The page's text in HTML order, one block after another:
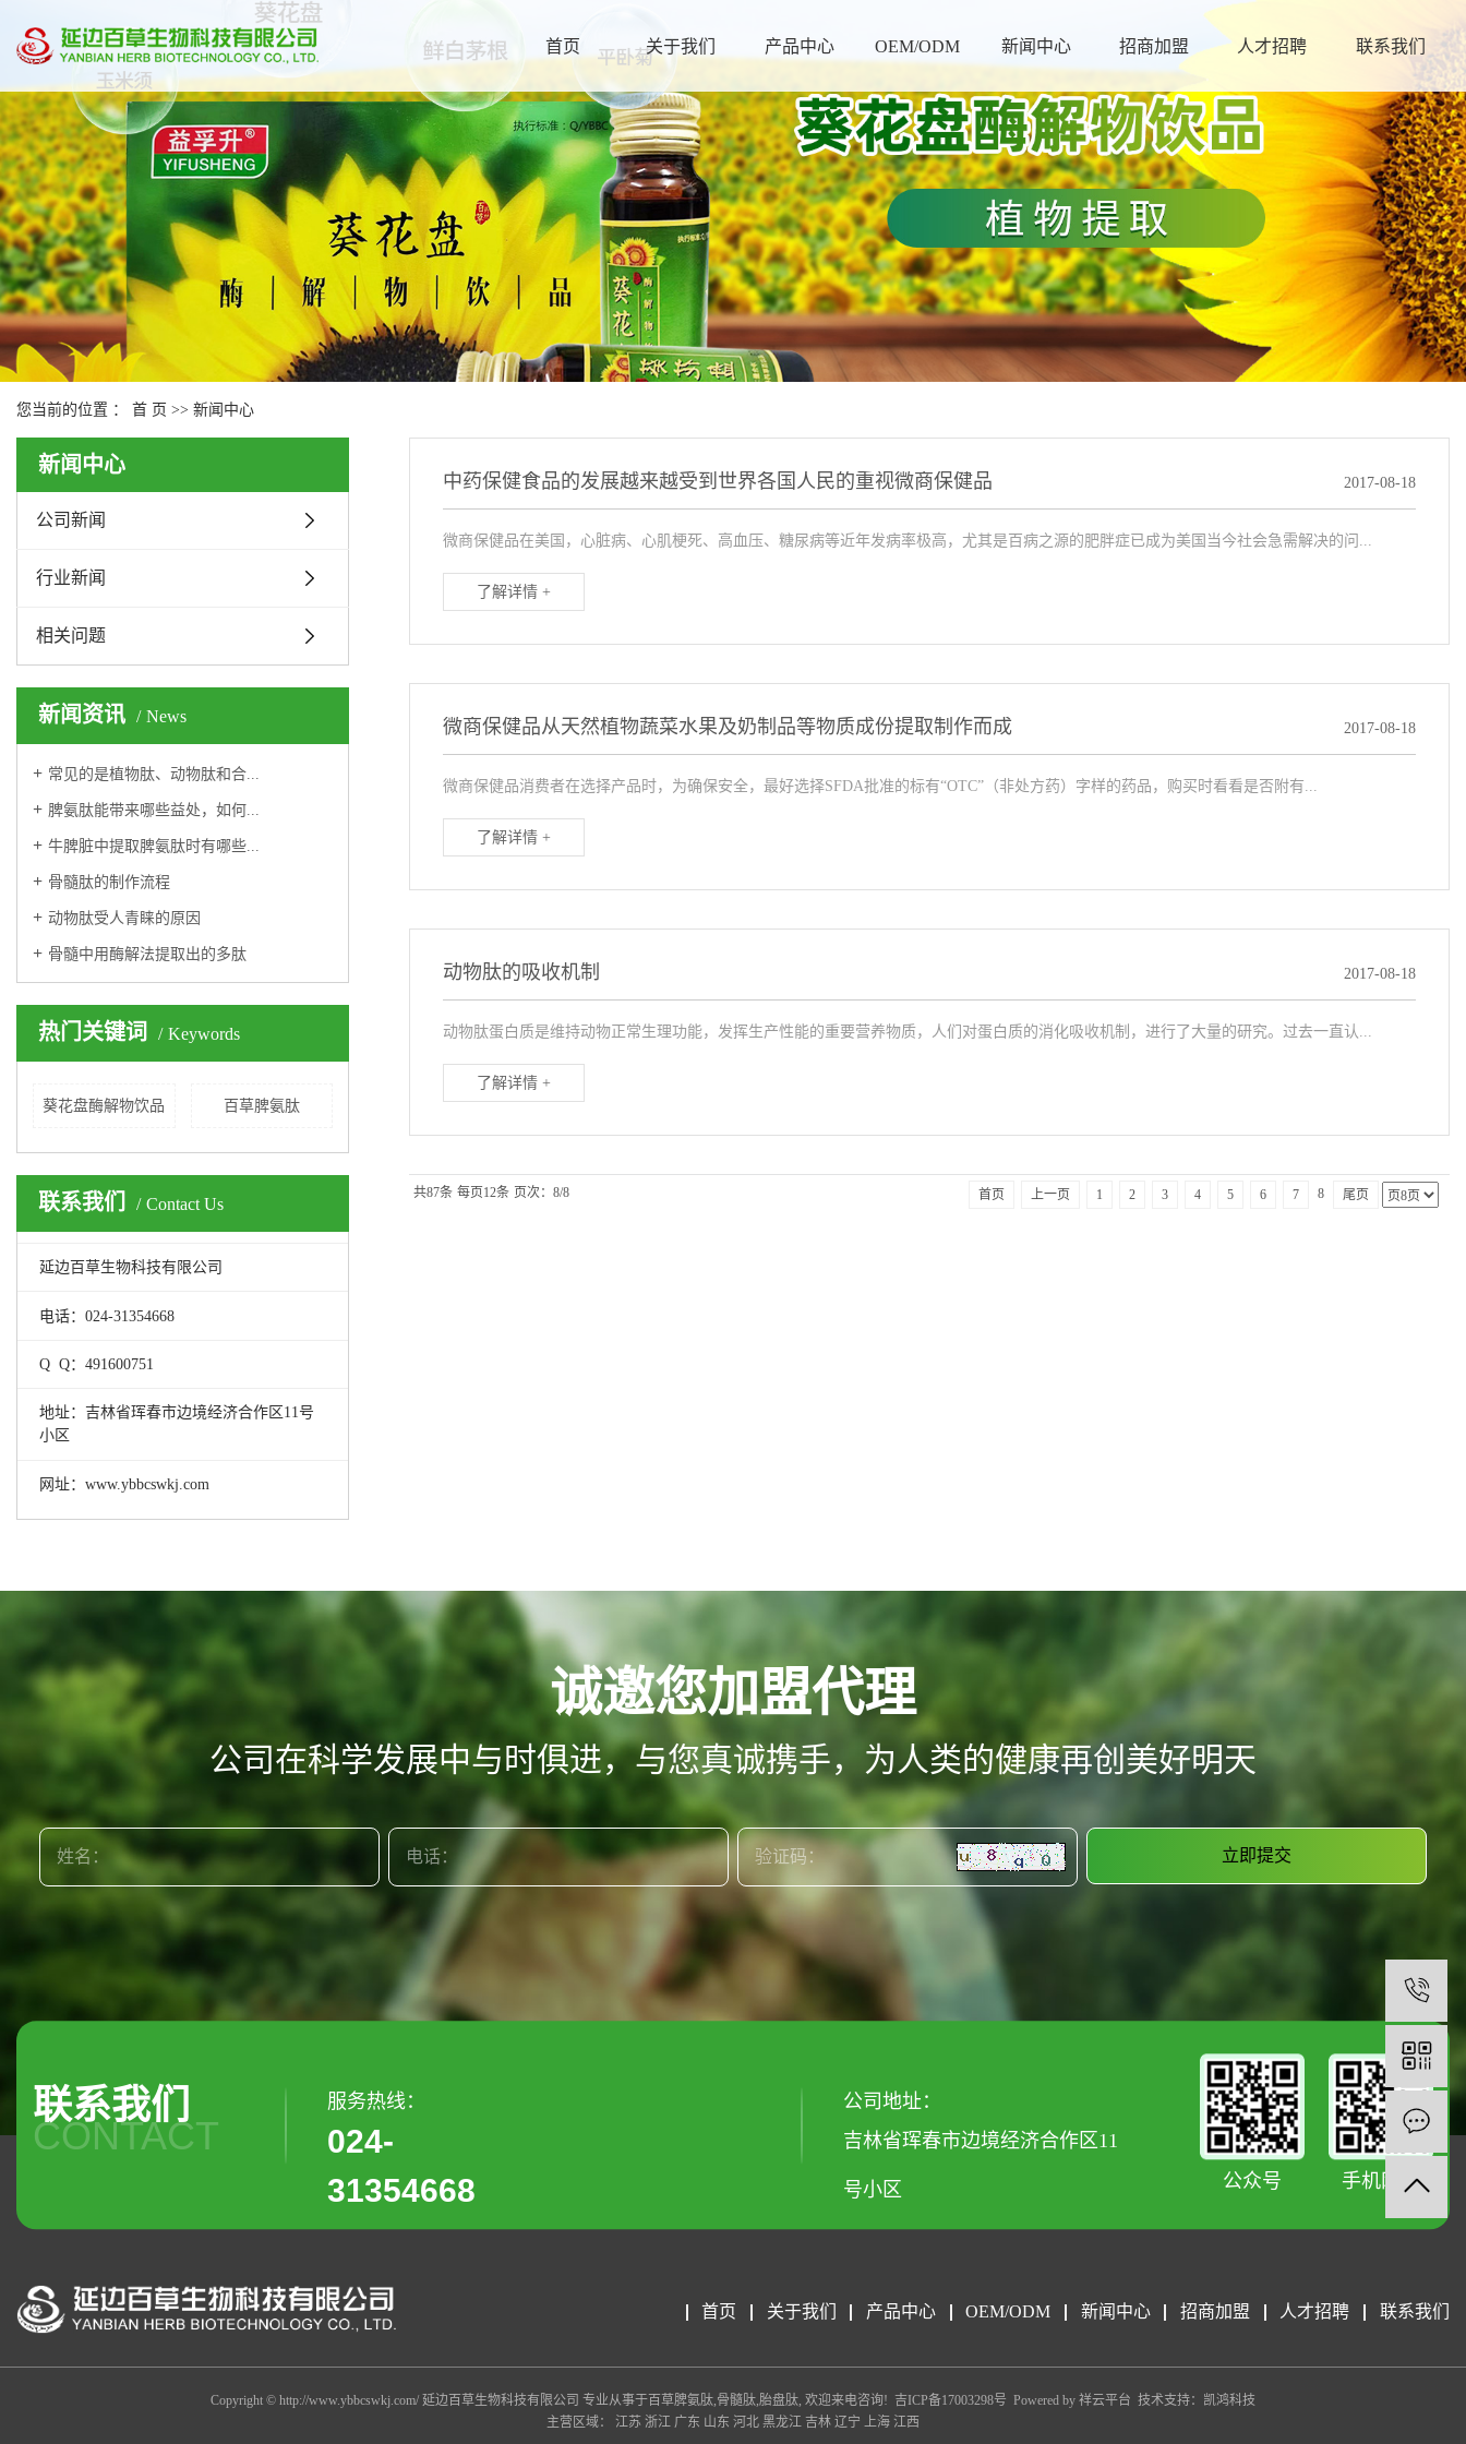
首页 关于我们 产品中心 OEM/ODM 新闻中心 招商加盟 人才招聘 联系我们
您当前的位置 ： 首 页 >> 新闻中心
新闻中心
公司新闻
行业新闻
相关问题
新闻资讯 News
常见的是植物肽、动物肽和合...
脾氨肽能带来哪些益处，如何...
牛脾脏中提取脾氨肽时有哪些...
骨髓肽的制作流程
动物肽受人青睐的原因
骨髓中用酶解法提取出的多肽
热门关键词 Keywords
葵花盘酶解物饮品 百草脾氨肽
联系我们 Contact Us
延边百草生物科技有限公司
电话：024-31354668
Q Q：491600751
地址：吉林省珲春市边境经济合作区11号
小区
网址：www.ybbcswkj.com
中药保健食品的发展越来越受到世界各国人民的重视微商保健品 2017-08-18
微商保健品在美国，心脏病、心肌梗死、高血压、糖尿病等近年发病率极高，尤其是百病之源的肥胖症已成为美国当今社会急需解决的问...
了解详情 +
微商保健品从天然植物蔬菜水果及奶制品等物质成份提取制作而成 2017-08-18
微商保健品消费者在选择产品时，为确保安全，最好选择SFDA批准的标有“OTC”（非处方药）字样的药品，购买时看看是否附有...
了解详情 +
动物肽的吸收机制 2017-08-18
动物肽蛋白质是维持动物正常生理功能，发挥生产性能的重要营养物质，人们对蛋白质的消化吸收机制，进行了大量的研究。过去一直认...
了解详情 +
共87条 每页12条 页次：8/8 首页 上一页 1 2 3 4 5 6 7 8 尾页
诚邀您加盟代理
公司在科学发展中与时俱进，与您真诚携手，为人类的健康再创美好明天
联系我们
CONTACT
服务热线：
024-
31354668
公司地址：
吉林省珲春市边境经济合作区11
号小区 公众号 手机网站
首页 关于我们 产品中心 OEM/ODM 新闻中心 招商加盟 人才招聘 联系我们
Copyright © http://www.ybbcswkj.com/ 延边百草生物科技有限公司 专业从事于百草脾氨肽,骨髓肽,胎盘肽, 欢迎来电咨询! 吉ICP备17003298号 Powered by 祥云平台 技术支持： 凯鸿科技
主营区域： 江苏 浙江 广东 山东 河北 黑龙江 吉林 辽宁 上海 江西